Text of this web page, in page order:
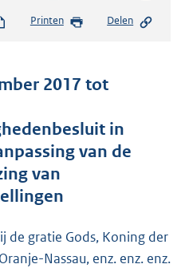
s
n
d
g
o
o
t
:
1
Printen Delen
2017 tot
in
van de
van
de gratie Gods, Koning der
Nassau, enz. enz. enz.